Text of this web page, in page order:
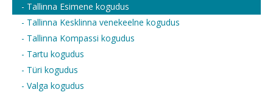
- Tallinna Esimene kogudus
- Tallinna Kesklinna venekeelne kogudus
- Tallinna Kompassi kogudus
- Tartu kogudus
- Türi kogudus
- Valga kogudus